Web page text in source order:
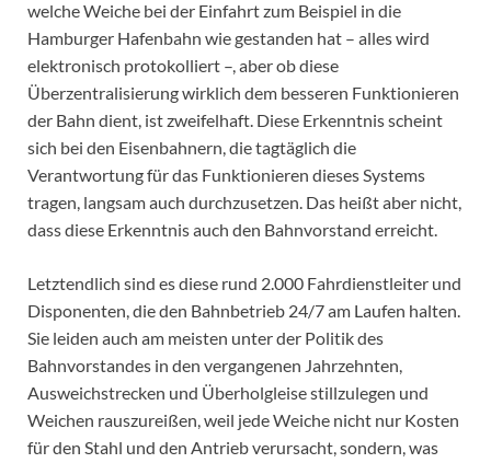
welche Weiche bei der Einfahrt zum Beispiel in die
Hamburger Hafenbahn wie gestanden hat – alles wird
elektronisch protokolliert –, aber ob diese
Überzentralisierung wirklich dem besseren Funktionieren
der Bahn dient, ist zweifelhaft. Diese Erkenntnis scheint
sich bei den Eisenbahnern, die tagtäglich die
Verantwortung für das Funktionieren dieses Systems
tragen, langsam auch durchzusetzen. Das heißt aber nicht,
dass diese Erkenntnis auch den Bahnvorstand erreicht.
Letztendlich sind es diese rund 2.000 Fahrdienstleiter und
Disponenten, die den Bahnbetrieb 24/7 am Laufen halten.
Sie leiden auch am meisten unter der Politik des
Bahnvorstandes in den vergangenen Jahrzehnten,
Ausweichstrecken und Überholgleise stillzulegen und
Weichen rauszureißen, weil jede Weiche nicht nur Kosten
für den Stahl und den Antrieb verursacht, sondern, was